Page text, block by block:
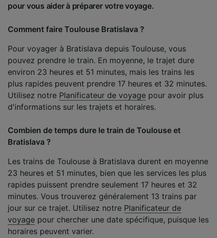
pour vous aider à préparer votre voyage.
Comment faire Toulouse Bratislava ?
Pour voyager à Bratislava depuis Toulouse, vous
pouvez prendre le train. En moyenne, le trajet dure
environ 23 heures et 51 minutes, mais les trains les
plus rapides peuvent prendre 17 heures et 32 minutes.
Utilisez notre Planificateur de voyage pour avoir plus
d'informations sur les trajets et horaires.
Combien de temps dure le train de Toulouse et
Bratislava ?
Les trains de Toulouse à Bratislava durent en moyenne
23 heures et 51 minutes, bien que les services les plus
rapides puissent prendre seulement 17 heures et 32
minutes. Vous trouverez généralement 13 trains par
jour sur ce trajet. Utilisez notre Planificateur de
voyage pour chercher une date spécifique, puisque les
horaires peuvent varier.